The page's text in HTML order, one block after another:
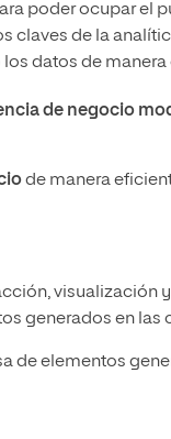
poder ocupar el
claves de la
datos de
de negocio
de manera
visualización
generados en las
de elementos